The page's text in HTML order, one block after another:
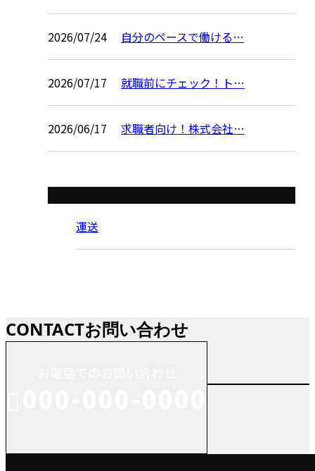
2026/07/24 自分のペースで働ける…
2026/07/17 就職前にチェック！ト…
2026/06/17 求職者向け！株式会社…
運送
CONTACTお問い合わせ